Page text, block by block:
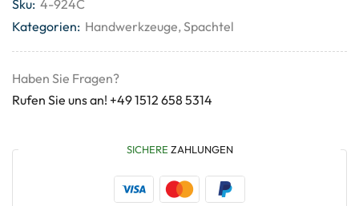
Sku: 4-924C
Kategorien: Handwerkzeuge, Spachtel
Haben Sie Fragen?
Rufen Sie uns an! +49 1512 658 5314
SICHERE ZAHLUNGEN